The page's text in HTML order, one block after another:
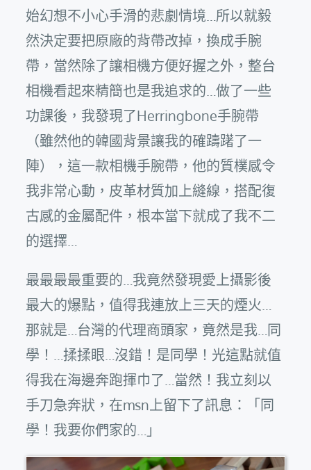
始幻想不小心手滑的悲劇情境…所以就毅
然決定要把原廠的背帶改掉，換成手腕
帶，當然除了讓相機方便好握之外，整台
相機看起來精簡也是我追求的…做了一些
功課後，我發現了Herringbone手腕帶
（雖然他的韓國背景讓我的確躊躇了一
陣），這一款相機手腕帶，他的質樸感令
我非常心動，皮革材質加上縫線，搭配復
古感的金屬配件，根本當下就成了我不二
的選擇…
最最最最重要的…我竟然發現愛上攝影後
最大的爆點，值得我連放上三天的煙火…
那就是…台灣的代理商頭家，竟然是我…同
學！…揉揉眼…沒錯！是同學！光這點就值
得我在海邊奔跑揮巾了…當然！我立刻以
手刀急奔狀，在msn上留下了訊息：「同
學！我要你們家的…」